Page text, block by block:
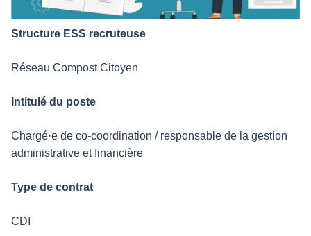
Structure ESS recruteuse
Réseau Compost Citoyen
Intitulé du poste
Chargé·e de co-coordination / responsable de la gestion
administrative et financière
Type de contrat
CDI